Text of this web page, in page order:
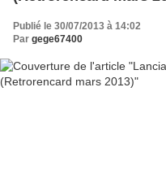
Publié le 30/07/2013 à 14:02
Par gege67400